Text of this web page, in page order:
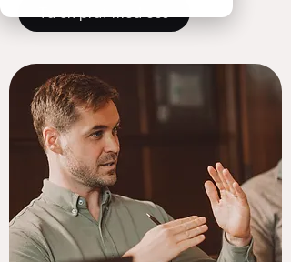
Ta en prat med oss